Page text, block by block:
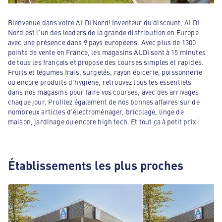
Bienvenue dans votre ALDI Nord! Inventeur du discount, ALDI
Nord est l'un des leaders de la grande distribution en Europe
avec une présence dans 9 pays européens. Avec plus de 1300
points de vente en France, les magasins ALDI sont à 15 minutes
de tous les français et propose des courses simples et rapides.
Fruits et légumes frais, surgelés, rayon épicerie, poissonnerie
ou encore produits d'hygiène, retrouvez tous les essentiels
dans nos magasins pour faire vos courses, avec des arrivages
chaque jour. Profitez également de nos bonnes affaires sur de
nombreux articles d'électroménager, bricolage, linge de
maison, jardinage ou encore high tech. Et tout ça à petit prix !
Établissements les plus proches